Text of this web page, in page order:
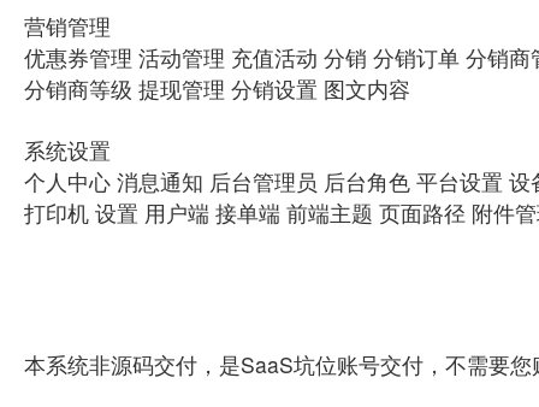
营销管理
优惠券管理 活动管理 充值活动 分销 分销订单 分销商
分销商等级 提现管理 分销设置 图文内容
系统设置
个人中心 消息通知 后台管理员 后台角色 平台设置 设
打印机 设置 用户端 接单端 前端主题 页面路径 附件
本系统非源码交付，是SaaS坑位账号交付，不需要